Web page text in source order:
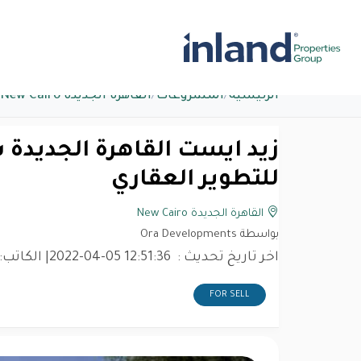
الرئيسية/المشروعات /القاهرة الجديدة New Cairo
للتطوير العقاري
القاهرة الجديدة New Cairo
بواسطة Ora Developments
اخر تاريخ تحديث : 2022-04-05 12:51:36
|
FOR SELL